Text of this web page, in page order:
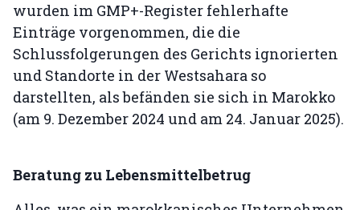
wurden im GMP+-Register fehlerhafte
Einträge vorgenommen, die die
Schlussfolgerungen des Gerichts ignorierten
und Standorte in der Westsahara so
darstellten, als befänden sie sich in Marokko
(am 9. Dezember 2024 und am 24. Januar 2025).
Beratung zu Lebensmittelbetrug